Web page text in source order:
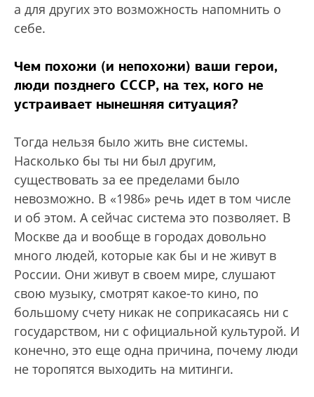
а для других это возможность напомнить о
себе.
Чем похожи (и непохожи) ваши герои,
люди позднего СССР, на тех, кого не
устраивает нынешняя ситуация?
Тогда нельзя было жить вне системы.
Насколько бы ты ни был другим,
существовать за ее пределами было
невозможно. В «1986» речь идет в том числе
и об этом. А сейчас система это позволяет. В
Москве да и вообще в городах довольно
много людей, которые как бы и не живут в
России. Они живут в своем мире, слушают
свою музыку, смотрят какое-то кино, по
большому счету никак не соприкасаясь ни с
государством, ни с официальной культурой. И
конечно, это еще одна причина, почему люди
не торопятся выходить на митинги.